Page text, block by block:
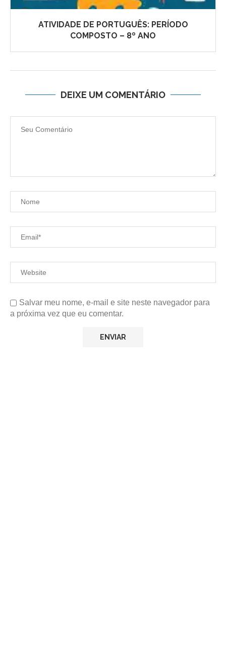
ATIVIDADE DE PORTUGUÊS: PERÍODO
COMPOSTO – 8º ANO
DEIXE UM COMENTÁRIO
Salvar meu nome, e-mail e site neste navegador para
a próxima vez que eu comentar.